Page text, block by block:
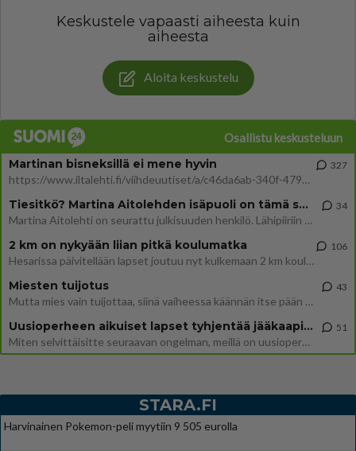
Keskustele vapaasti aiheesta kuin
aiheesta
Aloita keskustelu
Osallistu keskusteluun
Martinan bisneksillä ei mene hyvin
https://www.iltalehti.fi/viihdeuutiset/a/c46da6ab-340f-4790-aaa7-0865eed2336 Yrityksen konkurssihakemus on tullut kärä
327
Tiesitkö? Martina Aitolehden isäpuoli on tämä suosittu laulaja
Martina Aitolehti on seurattu julkisuuden henkilö. Lähipiiriin mahtuu muitakin tunnettuja henkilöitä. Tiesitkö, että Ma
34
2 km on nykyään liian pitkä koulumatka
Hesarissa päivitellään lapset joutuu nyt kulkemaan 2 km kouluun jösses. Ruostefillarilla tuo matka menee vaikka miten äk
106
Miesten tuijotus
Mutta mies vain tuijottaa, siinä vaiheessa käännän itse pään pois. Mikä juttu? Yleensä jos joku tuijottaa tai katsoo, hä
43
Uusioperheen aikuiset lapset tyhjentää jääkaapin käydessään
Miten selvittäisitte seuraavan ongelman, meillä on uusioperhe, minulla teini-ikäiset lapset ja puolisolla aikuiset, jotk
51
STARA.FI
Harvinainen Pokemon-peli myytiin 9 505 eurolla